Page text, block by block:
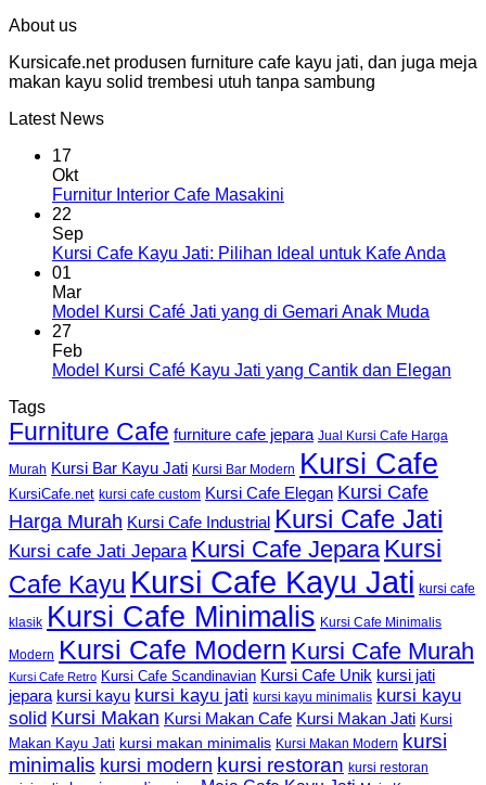
About us
Kursicafe.net produsen furniture cafe kayu jati, dan juga meja
makan kayu solid trembesi utuh tanpa sambung
Latest News
17
Okt
Furnitur Interior Cafe Masakini
22
Sep
Kursi Cafe Kayu Jati: Pilihan Ideal untuk Kafe Anda
01
Mar
Model Kursi Café Jati yang di Gemari Anak Muda
27
Feb
Model Kursi Café Kayu Jati yang Cantik dan Elegan
Tags
Furniture Cafe furniture cafe jepara Jual Kursi Cafe Harga
Murah Kursi Bar Kayu Jati Kursi Bar Modern Kursi Cafe
KursiCafe.net kursi cafe custom Kursi Cafe Elegan Kursi Cafe
Harga Murah Kursi Cafe Industrial Kursi Cafe Jati
Kursi cafe Jati Jepara Kursi Cafe Jepara Kursi
Cafe Kayu Kursi Cafe Kayu Jati kursi cafe
klasik Kursi Cafe Minimalis Kursi Cafe Minimalis
Modern Kursi Cafe Modern Kursi Cafe Murah
Kursi Cafe Retro Kursi Cafe Scandinavian Kursi Cafe Unik kursi jati
jepara kursi kayu kursi kayu jati kursi kayu minimalis kursi kayu
solid Kursi Makan Kursi Makan Cafe Kursi Makan Jati Kursi
Makan Kayu Jati kursi makan minimalis Kursi Makan Modern kursi
minimalis kursi modern kursi restoran kursi restoran